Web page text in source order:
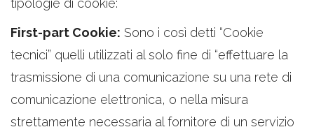
tipologie di cookie:
First-part Cookie: Sono i così detti “Cookie
tecnici” quelli utilizzati al solo fine di “effettuare la
trasmissione di una comunicazione su una rete di
comunicazione elettronica, o nella misura
strettamente necessaria al fornitore di un servizio